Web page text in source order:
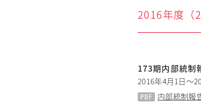
2016年度（
173期内部統制
2016年4月1日～
内部統制報